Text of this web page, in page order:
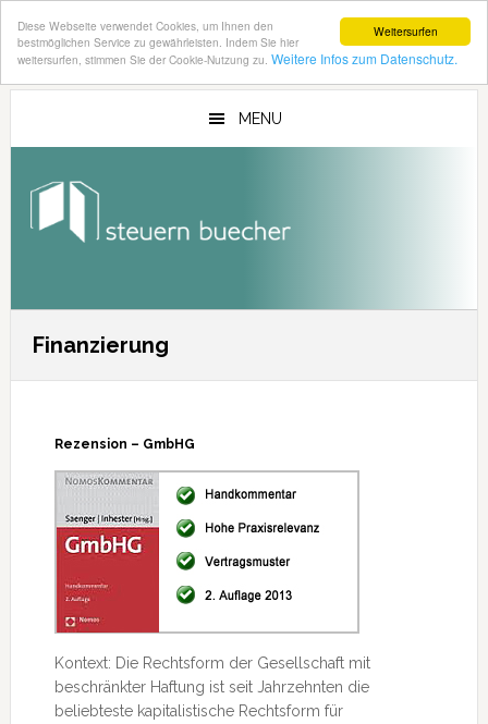
Weitersurfen
Diese Webseite verwendet Cookies, um Ihnen den
bestmöglichen Service zu gewährleisten. Indem Sie hier
weitersurfen, stimmen Sie der Cookie-Nutzung zu. Weitere Infos zum Datenschutz.
Zum
Zur
MENU
Finanzierung
Rezension – GmbHG
Kontext: Die Rechtsform der Gesellschaft mit
beschränkter Haftung ist seit Jahrzehnten die
beliebteste kapitalistische Rechtsform für